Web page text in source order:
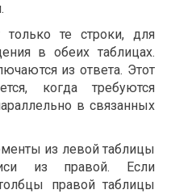
только те строки, для
в обеих таблицах.
из ответа. Этот
когда требуются
в связанных
из левой таблицы
из правой. Если
правой таблицы